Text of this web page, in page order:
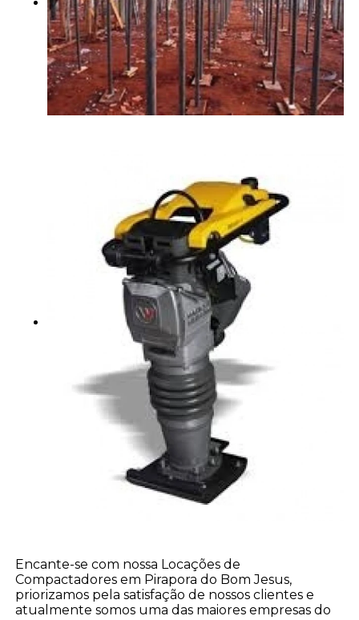
Encante-se com nossa Locações de
Compactadores em Pirapora do Bom Jesus,
priorizamos pela satisfação de nossos clientes e
atualmente somos uma das maiores empresas do